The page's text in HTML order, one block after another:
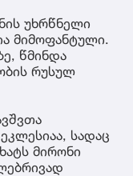
უხრწნელი
მიმოფანტული.
წმინდა
რუსულ
სადაც
მირონი